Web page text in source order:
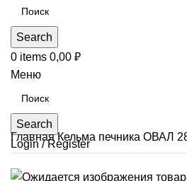
Search
0 items 0,00 ₽
Меню
Search
Login / Register
ГлавнаяКельма печника ОВАЛ